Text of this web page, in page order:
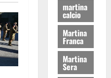
martina
calcio
Martina
Franca
Martina
Sera